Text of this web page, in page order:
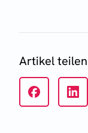
Artikel teilen